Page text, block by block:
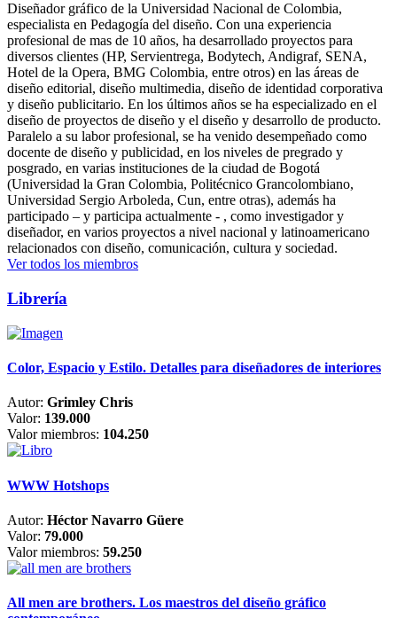
Diseñador gráfico de la Universidad Nacional de Colombia,
especialista en Pedagogía del diseño. Con una experiencia
profesional de mas de 10 años, ha desarrollado proyectos para
diversos clientes (HP, Servientrega, Bodytech, Andigraf, SENA,
Hotel de la Opera, BMG Colombia, entre otros) en las áreas de
diseño editorial, diseño multimedia, diseño de identidad corporativa
y diseño publicitario. En los últimos años se ha especializado en el
diseño de proyectos de diseño y el diseño y desarrollo de producto.
Paralelo a su labor profesional, se ha venido desempeñado como
docente de diseño y publicidad, en los niveles de pregrado y
posgrado, en varias instituciones de la ciudad de Bogotá
(Universidad la Gran Colombia, Politécnico Grancolombiano,
Universidad Sergio Arboleda, Cun, entre otras), además ha
participado – y participa actualmente - , como investigador y
diseñador, en varios proyectos a nivel nacional y latinoamericano
relacionados con diseño, comunicación, cultura y sociedad.
Ver todos los miembros
Librería
Color, Espacio y Estilo. Detalles para diseñadores de interiores
Autor: Grimley Chris
Valor: 139.000
Valor miembros: 104.250
WWW Hotshops
Autor: Héctor Navarro Güere
Valor: 79.000
Valor miembros: 59.250
All men are brothers. Los maestros del diseño gráfico